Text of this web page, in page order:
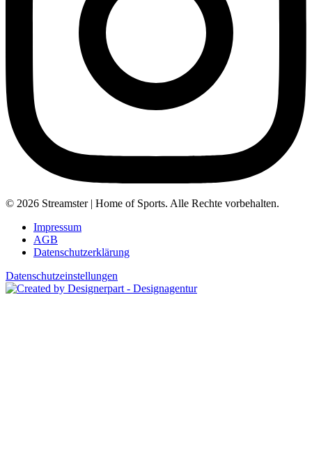
© 2026 Streamster | Home of Sports. Alle Rechte vorbehalten.
Impressum
AGB
Datenschutzerklärung
Datenschutzeinstellungen